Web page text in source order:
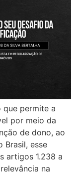
que permite a
por meio da
de dono, ao
Brasil, esse
artigos 1.238 a
na